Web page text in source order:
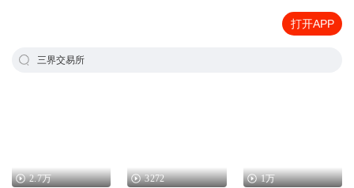
打开APP
三界交易所
2.7万 3272 1万